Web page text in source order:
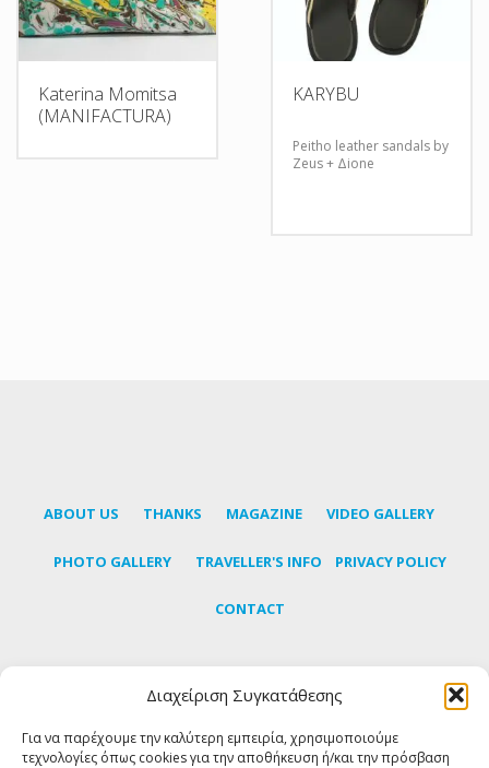
Διαχείριση Συγκατάθεσης
Για να παρέχουμε την καλύτερη εμπειρία, χρησιμοποιούμε
τεχνολογίες όπως cookies για την αποθήκευση ή/και την πρόσβαση
Katerina Momitsa
(MANIFACTURA)
KARYBU
Peitho leather sandals by
Zeus + Δione
ABOUT US THANKS MAGAZINE VIDEO GALLERY
PHOTO GALLERY TRAVELLER'S INFO PRIVACY POLICY
CONTACT
Subscribe to our newsletter to learn the latest news
about Tinos